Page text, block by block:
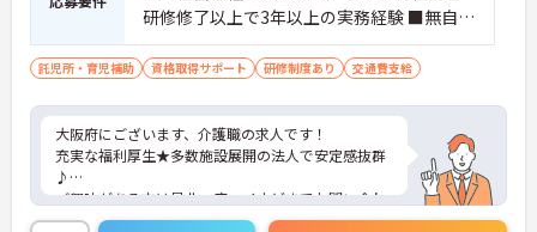
研修修了以上で3年以上の実務経験 ■無自覚
の方もご相談ください
託児所・育児補助 資格取得サポート 研修制度あり 交通費支給
大阪府にございます、介護職の求人です！
充実な福利厚生★多数施設展開の法人で安定感抜群
♪
ご興味がある方は是非一度マイナビまでお問い合わ
せください。さらに詳細などお伝えします！